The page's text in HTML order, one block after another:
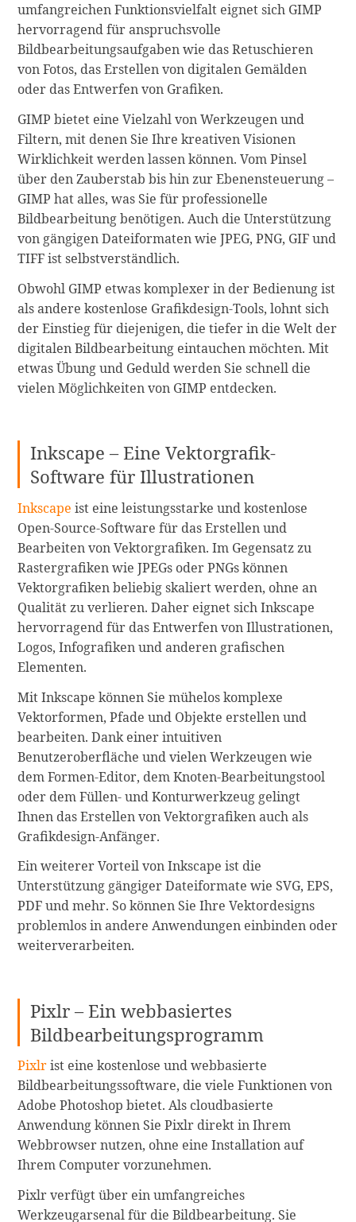
umfangreichen Funktionsvielfalt eignet sich GIMP
hervorragend für anspruchsvolle
Bildbearbeitungsaufgaben wie das Retuschieren
von Fotos, das Erstellen von digitalen Gemälden
oder das Entwerfen von Grafiken.
GIMP bietet eine Vielzahl von Werkzeugen und
Filtern, mit denen Sie Ihre kreativen Visionen
Wirklichkeit werden lassen können. Vom Pinsel
über den Zauberstab bis hin zur Ebenensteuerung –
GIMP hat alles, was Sie für professionelle
Bildbearbeitung benötigen. Auch die Unterstützung
von gängigen Dateiformaten wie JPEG, PNG, GIF und
TIFF ist selbstverständlich.
Obwohl GIMP etwas komplexer in der Bedienung ist
als andere kostenlose Grafikdesign-Tools, lohnt sich
der Einstieg für diejenigen, die tiefer in die Welt der
digitalen Bildbearbeitung eintauchen möchten. Mit
etwas Übung und Geduld werden Sie schnell die
vielen Möglichkeiten von GIMP entdecken.
Inkscape – Eine Vektorgrafik-
Software für Illustrationen
Inkscape ist eine leistungsstarke und kostenlose
Open-Source-Software für das Erstellen und
Bearbeiten von Vektorgrafiken. Im Gegensatz zu
Rastergrafiken wie JPEGs oder PNGs können
Vektorgrafiken beliebig skaliert werden, ohne an
Qualität zu verlieren. Daher eignet sich Inkscape
hervorragend für das Entwerfen von Illustrationen,
Logos, Infografiken und anderen grafischen
Elementen.
Mit Inkscape können Sie mühelos komplexe
Vektorformen, Pfade und Objekte erstellen und
bearbeiten. Dank einer intuitiven
Benutzeroberfläche und vielen Werkzeugen wie
dem Formen-Editor, dem Knoten-Bearbeitungstool
oder dem Füllen- und Konturwerkzeug gelingt
Ihnen das Erstellen von Vektorgrafiken auch als
Grafikdesign-Anfänger.
Ein weiterer Vorteil von Inkscape ist die
Unterstützung gängiger Dateiformate wie SVG, EPS,
PDF und mehr. So können Sie Ihre Vektordesigns
problemlos in andere Anwendungen einbinden oder
weiterverarbeiten.
Pixlr – Ein webbasiertes
Bildbearbeitungsprogramm
Pixlrist eine kostenlose und webbasierte
Bildbearbeitungssoftware, die viele Funktionen von
Adobe Photoshop bietet. Als cloudbasierte
Anwendung können Sie Pixlr direkt in Ihrem
Webbrowser nutzen, ohne eine Installation auf
Ihrem Computer vorzunehmen.
Pixlr verfügt über ein umfangreiches
Werkzeugarsenal für die Bildbearbeitung. Sie